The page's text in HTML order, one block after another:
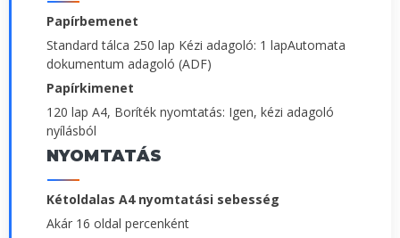
Papírbemenet
Standard tálca 250 lap Kézi adagoló: 1 lapAutomata
dokumentum adagoló (ADF)
Papírkimenet
120 lap A4, Boríték nyomtatás: Igen, kézi adagoló
nyílásból
NYOMTATÁS
Kétoldalas A4 nyomtatási sebesség
Akár 16 oldal percenként